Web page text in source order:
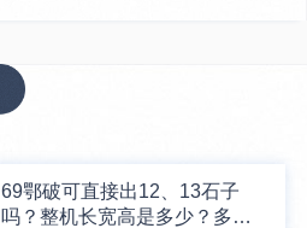
69鄂破可直接出12、13石子
吗？整机长宽高是多少？多大